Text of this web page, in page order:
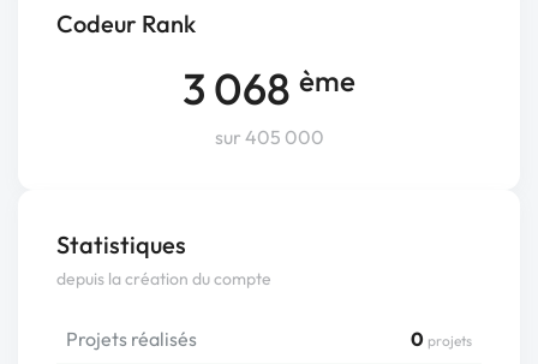
Codeur Rank
3 068 ème
sur 405 000
Statistiques
depuis la création du compte
Projets réalisés 0 projets